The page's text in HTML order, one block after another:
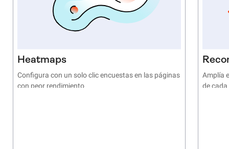
Heatmaps
Configura con un solo clic encuestas en las páginas
con peor rendimiento
Amplía
de